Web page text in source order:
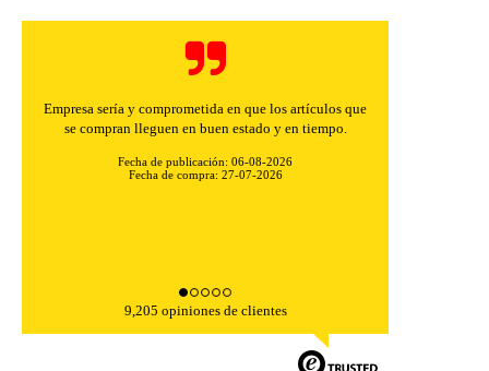
Empresa sería y comprometida en que los artículos que
se compran lleguen en buen estado y en tiempo.
Fecha de publicación: 06-08-2026
Fecha de compra: 27-07-2026
9,205 opiniones de clientes
CONFIGURACIÓN DE COOKIES
Cookies necesarias
Estas cookies son necesarias para que el sitio web
funcione y no se pueden desactivar en nuestros sistemas.